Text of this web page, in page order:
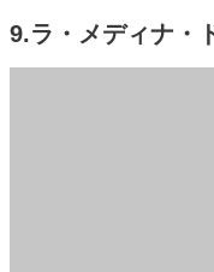
9.ラ・メディナ・